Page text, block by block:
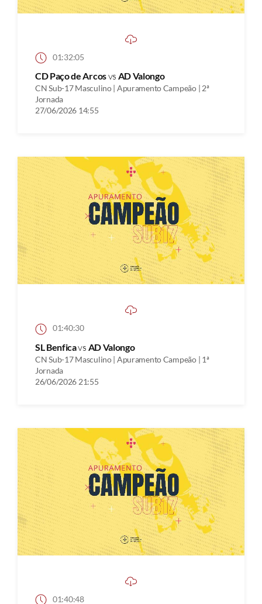
01:32:05
CD Paço de Arcosvs AD Valongo
CN Sub-17 Masculino | Apuramento Campeão | 2ª
Jornada
27/06/2026 14:55
01:40:30
SL Benficavs AD Valongo
CN Sub-17 Masculino | Apuramento Campeão | 1ª
Jornada
26/06/2026 21:55
01:40:48